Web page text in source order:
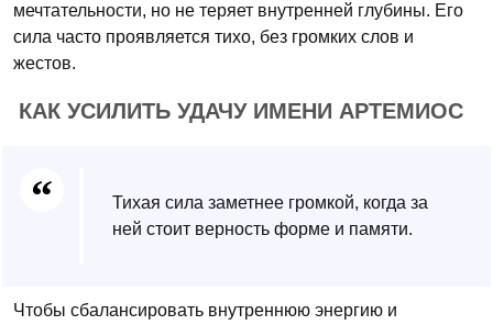
мечтательности, но не теряет внутренней глубины. Его
сила часто проявляется тихо, без громких слов и
жестов.
КАК УСИЛИТЬ УДАЧУ ИМЕНИ АРТЕМИОС
Тихая сила заметнее громкой, когда за
ней стоит верность форме и памяти.
Чтобы сбалансировать внутреннюю энергию и